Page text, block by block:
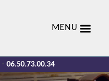
MENU
- 06.50.73.00.34